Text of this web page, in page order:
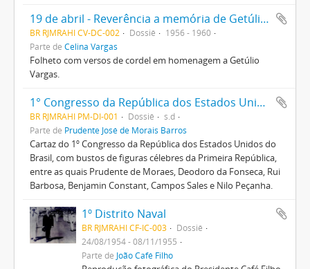
19 de abril - Reverência a memória de Getúlio Vargas
BR RJMRAHI CV-DC-002 Dossiê
1956 - 1960
Parte de Celina Vargas
Folheto com versos de cordel em homenagem a Getúlio
Vargas.
1° Congresso da República dos Estados Unidos do Brasil
BR RJMRAHI PM-DI-001 Dossiê
s.d
Parte de Prudente José de Morais Barros
Cartaz do 1º Congresso da República dos Estados Unidos do
Brasil, com bustos de figuras célebres da Primeira República,
entre as quais Prudente de Moraes, Deodoro da Fonseca, Rui
Barbosa, Benjamin Constant, Campos Sales e Nilo Peçanha.
1º Distrito Naval
BR RJMRAHI CF-IC-003
Dossiê
24/08/1954 - 08/11/1955
Parte de João Café Filho